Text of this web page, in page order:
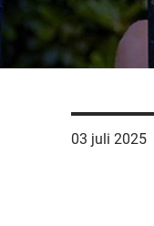
03 juli 2025